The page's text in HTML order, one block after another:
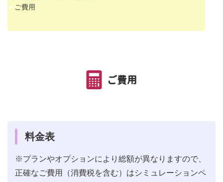
ご費用
ご費用
料金表
※プランやオプションにより総額が異なりますので、
正確なご費用（消費税を含む）はシミュレーションペ